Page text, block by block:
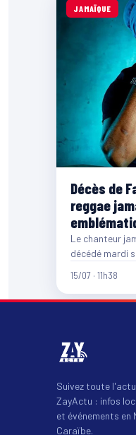
JAMAÏQUE
Décès de
reggae
Le chanteur
décédé mardi
15/07 · 11h38
Suivez toute
ZayActu : infos
et événements en
Caraïbe.